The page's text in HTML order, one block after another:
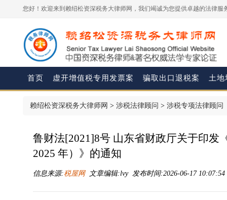
您好！欢迎来到赖绍松资深税务大律师网，我们竭诚为您提供卓越的法律服
首页 虚开增值税专用发票案 骗取出口退税案 土地
赖绍松资深税务大律师网 > 涉税法律顾问 > 涉税专项法律顾问
鲁财法[2021]8号 山东省财政厅关于印发
2025 年）》的通知
信息来源:税屋网文章编辑:lvy 发布时间:2026-06-17